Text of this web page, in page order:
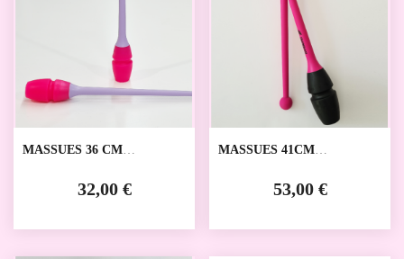
MASSUES 36 CM
32,00 €
MASSUES 41CM
53,00 €